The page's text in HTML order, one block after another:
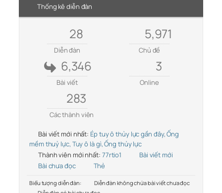
Thống kê diễn đàn
28
Diễn đàn
5,971
Chủ đề
6,346
Bài viết
3
Online
283
Các thành viên
Bài viết mới nhất: Ép tuy ô thủy lực gần đây, Ống
mềm thuỷ lực, Tuy ô là gì, Ống thủy lực
Thành viên mới nhất: 77rtio1
Bài viết mới
Bài chưa đọc
Thẻ
Biểu tượng diễn đàn:
Diễn đàn không chứa bài viết chưa đọc